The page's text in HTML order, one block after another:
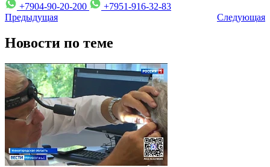
+7904-90-20-200
+7951-916-32-83
Предыдущая
Следующая
Новости по теме